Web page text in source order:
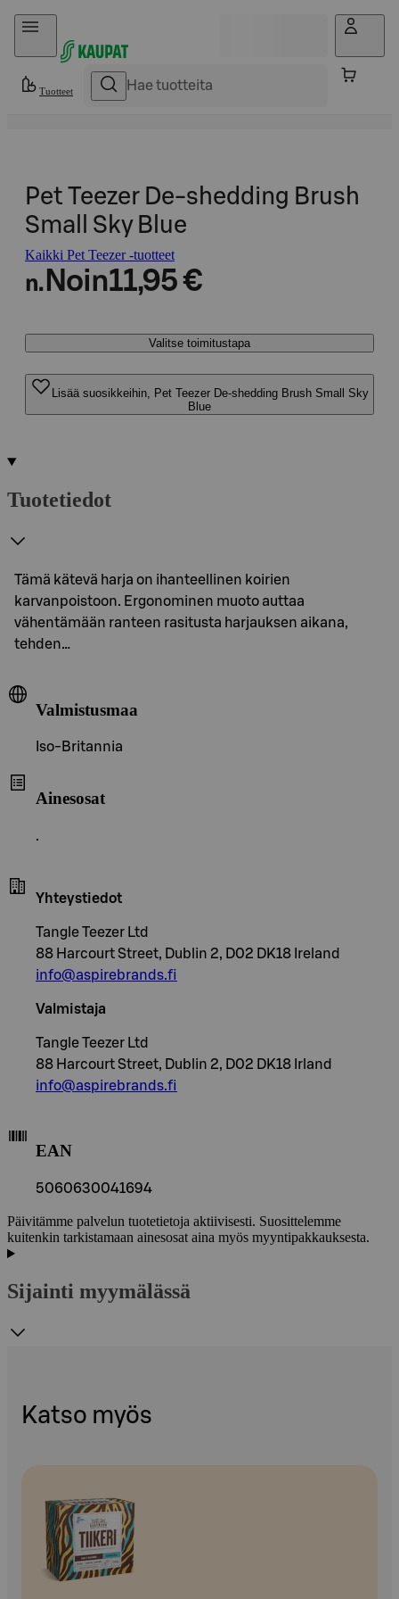
Hyppää sisältöön
Tuotteet
Pet Teezer De-shedding Brush
Small Sky Blue
Kaikki Pet Teezer -tuotteet
n. Noin11,95 €
Valitse toimitustapa
Lisää suosikkeihin, Pet Teezer De-shedding Brush Small Sky
Blue
Tuotetiedot
Tämä kätevä harja on ihanteellinen koirien
karvanpoistoon. Ergonominen muoto auttaa
vähentämään ranteen rasitusta harjauksen aikana,
tehden…
Valmistusmaa
Iso-Britannia
Ainesosat
.
Yhteystiedot
Tangle Teezer Ltd
88 Harcourt Street, Dublin 2, D02 DK18 Ireland
info@aspirebrands.fi
Valmistaja
Tangle Teezer Ltd
88 Harcourt Street, Dublin 2, D02 DK18 Irland
info@aspirebrands.fi
EAN
5060630041694
Päivitämme palvelun tuotetietoja aktiivisesti. Suosittelemme
kuitenkin tarkistamaan ainesosat aina myös myyntipakkauksesta.
Sijainti myymälässä
Katso myös